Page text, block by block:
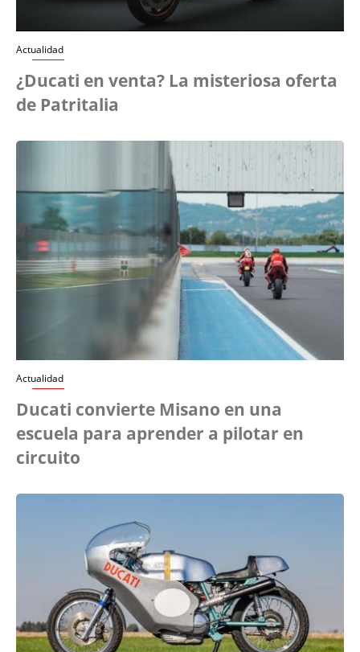
Actualidad
¿Ducati en venta? La misteriosa oferta
de Patritalia
Actualidad
Ducati convierte Misano en una
escuela para aprender a pilotar en
circuito